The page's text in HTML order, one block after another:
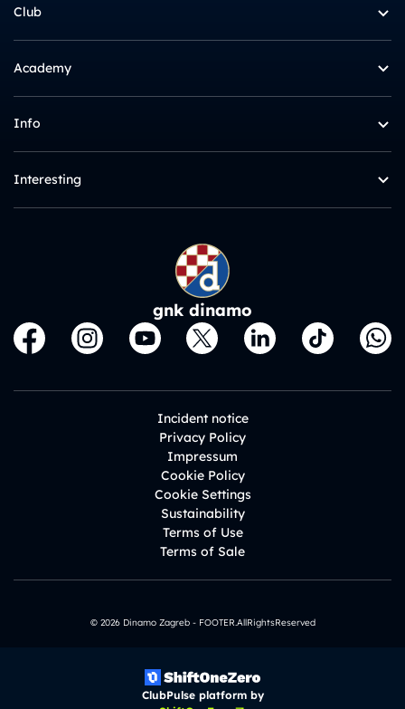
Club
Academy
Info
Interesting
gnk dinamo
Incident notice
Privacy Policy
Impressum
Cookie Policy
Cookie Settings
Sustainability
Terms of Use
Terms of Sale
© 2026 Dinamo Zagreb - FOOTER.AllRightsReserved
ClubPulse platform by